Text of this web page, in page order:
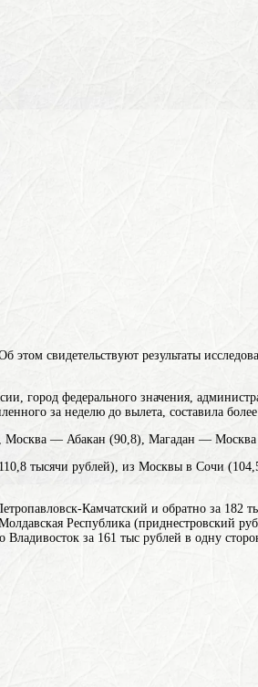
свидетельствуют результаты
город федерального значения,
за неделю до вылета, составила
Москва — Абакан (90,8), Магадан —
тысячи рублей), из Москвы в Сочи
Камчатский и обратно за 182
Республика (приднестровский
за 161 тыс рублей в одну